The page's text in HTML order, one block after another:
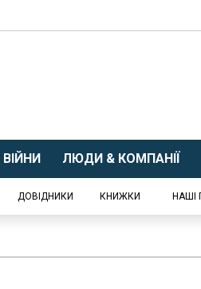
ВІЙНИ ЛЮДИ & КОМПАНІЇ
ДОВІДНИКИ КНИЖКИ НАШІ